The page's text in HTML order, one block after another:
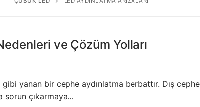
ve Çözüm Yolları
gibi yanan bir cephe aydınlatma berbattır. Dış cephe
sorun çıkarmaya…